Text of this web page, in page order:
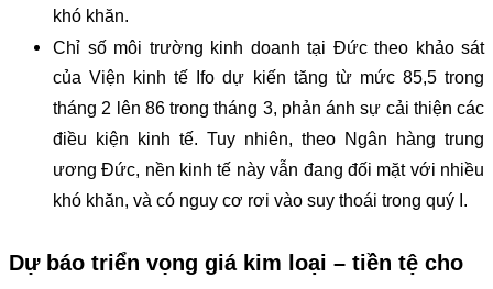
khó khăn.
Chỉ số môi trường kinh doanh tại Đức theo khảo sát
của Viện kinh tế Ifo dự kiến tăng từ mức 85,5 trong
tháng 2 lên 86 trong tháng 3, phản ánh sự cải thiện các
điều kiện kinh tế. Tuy nhiên, theo Ngân hàng trung
ương Đức, nền kinh tế này vẫn đang đối mặt với nhiều
khó khăn, và có nguy cơ rơi vào suy thoái trong quý I.
Dự báo triển vọng giá kim loại – tiền tệ cho